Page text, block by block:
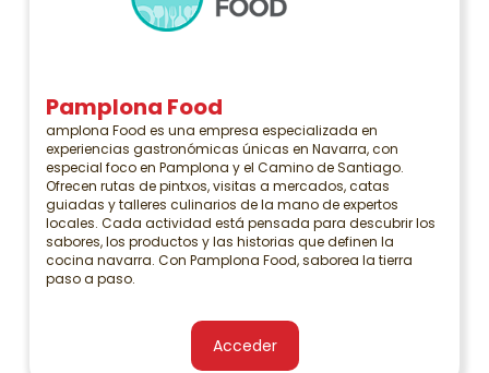
Pamplona Food
amplona Food es una empresa especializada en
experiencias gastronómicas únicas en Navarra, con
especial foco en Pamplona y el Camino de Santiago.
Ofrecen rutas de pintxos, visitas a mercados, catas
guiadas y talleres culinarios de la mano de expertos
locales. Cada actividad está pensada para descubrir los
sabores, los productos y las historias que definen la
cocina navarra. Con Pamplona Food, saborea la tierra
paso a paso.
Acceder